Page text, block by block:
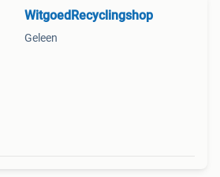
WitgoedRecyclingshop
Geleen